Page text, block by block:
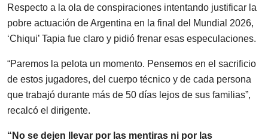
Respecto a la ola de conspiraciones intentando justificar la
pobre actuación de Argentina en la final del Mundial 2026,
‘Chiqui’ Tapia fue claro y pidió frenar esas especulaciones.
“Paremos la pelota un momento. Pensemos en el sacrificio
de estos jugadores, del cuerpo técnico y de cada persona
que trabajó durante más de 50 días lejos de sus familias”,
recalcó el dirigente.
“No se dejen llevar por las mentiras ni por las